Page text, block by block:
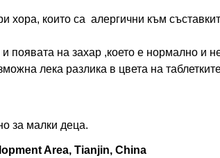
хора, които са алергични към
появата на захар ,което е нормално и
лека разлика в цвета на
за малки деца.
Area, Tianjin, China